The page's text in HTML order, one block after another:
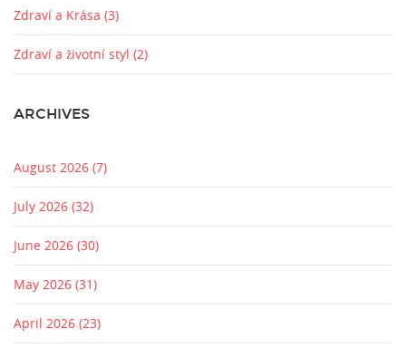
Zdraví a Krása (3)
Zdraví a životní styl (2)
ARCHIVES
August 2026 (7)
July 2026 (32)
June 2026 (30)
May 2026 (31)
April 2026 (23)